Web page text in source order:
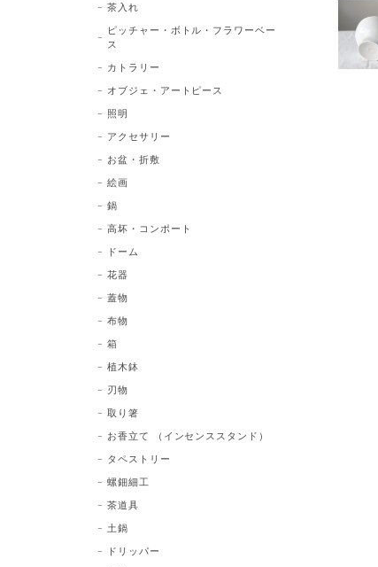
茶入れ
ピッチャー・ボトル・フラワーベー
ス
カトラリー
オブジェ・アートピース
照明
アクセサリー
お盆・折敷
絵画
鍋
高坏・コンポート
ドーム
花器
蓋物
布物
箱
植木鉢
刃物
取り箸
お香立て （インセンススタンド）
タペストリー
螺鈿細工
茶道具
土鍋
ドリッパー